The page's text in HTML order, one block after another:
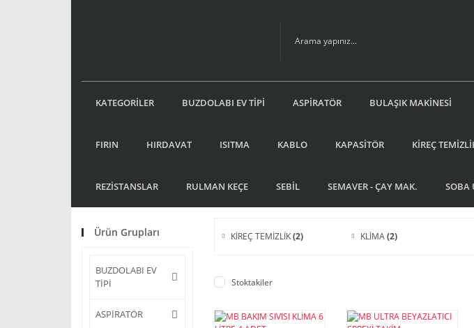
KATEGORİLER BUZDOLABI EV TİPİ ASPİRATÖR BULAŞIK MAKİNESİ
FIRIN HIRDAVAT ISITMA KABLO KAPASİTÖR KİREÇ
REZİSTANSLAR RULMAN KEÇE SEBİL SEMAVER - ÇAY MAK. SOBA
Ürün Grupları
BUZDOLABI EV
TİPİ
ASPİRATÖR
KİREÇ TEMİZLİK(2) KLİMA(2)
Stoktakiler